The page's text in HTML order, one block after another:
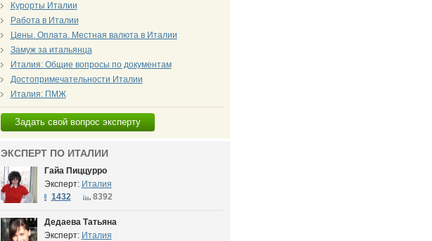
Курорты Италии
Работа в Италии
Цены. Оплата. Местная валюта в Италии
Замуж за итальянца
Италия: Общие вопросы по документам
Достопримечательности Италии
Италия: ПМЖ
Задать свой вопрос эксперту
ЭКСПЕРТ ПО ИТАЛИИ
Гайа Пиццурро
Эксперт: Италия
1432
8392
Дедаева Татьяна
Эксперт: Италия